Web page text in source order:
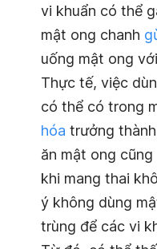
vi khuẩn có thể
mật ong chanh
uống mật ong
Thực tế, việc
có thể có trong
hóa trưởng
ăn mật ong
khi mang thai
ý không dùng
trùng để các vi